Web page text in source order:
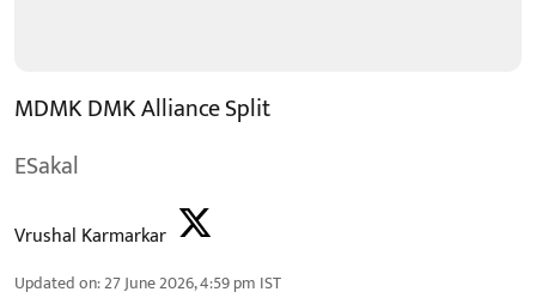
MDMK DMK Alliance Split
ESakal
Vrushal Karmarkar
Updated on:27 June 2026, 4:59 pm IST